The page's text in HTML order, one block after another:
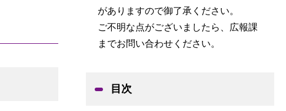
がありますので御了承ください。
ご不明な点がございましたら、広報課
までお問い合わせください。
目次